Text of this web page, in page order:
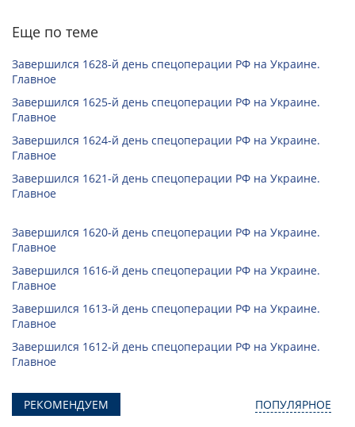
Еще по теме
Завершился 1628-й день спецоперации РФ на Украине.
Главное
Завершился 1625-й день спецоперации РФ на Украине.
Главное
Завершился 1624-й день спецоперации РФ на Украине.
Главное
Завершился 1621-й день спецоперации РФ на Украине.
Главное
Завершился 1620-й день спецоперации РФ на Украине.
Главное
Завершился 1616-й день спецоперации РФ на Украине.
Главное
Завершился 1613-й день спецоперации РФ на Украине.
Главное
Завершился 1612-й день спецоперации РФ на Украине.
Главное
РЕКОМЕНДУЕМ ПОПУЛЯРНОЕ